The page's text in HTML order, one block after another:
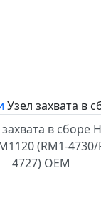
Узел захвата в